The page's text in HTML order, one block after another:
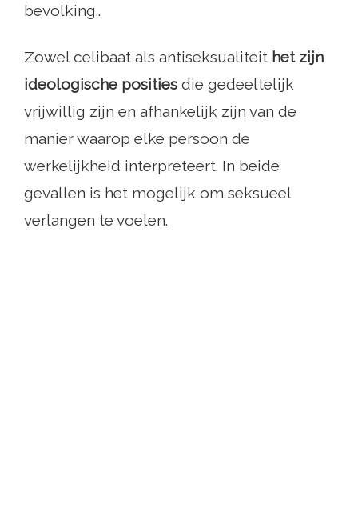
bevolking..
Zowel celibaat als antiseksualiteit het zijn
ideologische posities die gedeeltelijk
vrijwillig zijn en afhankelijk zijn van de
manier waarop elke persoon de
werkelijkheid interpreteert. In beide
gevallen is het mogelijk om seksueel
verlangen te voelen.